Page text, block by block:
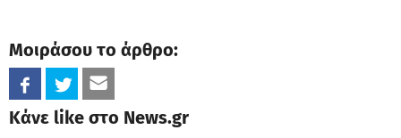
Μοιράσου το άρθρο:
Κάνε like στο News.gr